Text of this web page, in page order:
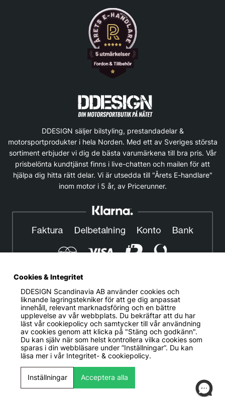
DDESIGN säljer bilstyling, prestandadelar &
motorsportprodukter i hela Norden. Med ett av Sveriges största
sortiment erbjuder vi dig de bästa varumärkena till bra pris. Vår
prisbelönta kundtjänst finns i live-chatten och mailen för att
hjälpa dig hitta rätt delar. Vi är utsedda till "Årets E-handlare"
inom motor i 5 år, av Pricerunner.
© DDESIGN. Alla rättigheter reserverade.
Om oss|Privacy policy|Cookiepolicy|Köp- och
leveransvillkor
Telefonnummer: 019-507 40 01
Helgfria vardagar 10:00-12:00
DDESIGN Scandinavia AB Organisationsnummer:
Mosåsvägen 142, 702 36 Örebro
Cookies & Integritet
DDESIGN Scandinavia ABanvänder cookies och
liknande lagringstekniker för att ge dig anpassat
innehåll, relevant marknadsföring och en bättre
upplevelse av vår webbplats. Du bekräftar att du har
läst vår cookiepolicy och samtycker till vår användning
av cookies genom att klicka på "Stäng och godkänn".
Du kan själv när som helst kontrollera vilka cookies som
sparas i din webbläsare under ”Inställningar”. Du kan
läsa mer i vår Integritet- & cookiepolicy.
Inställningar Acceptera alla